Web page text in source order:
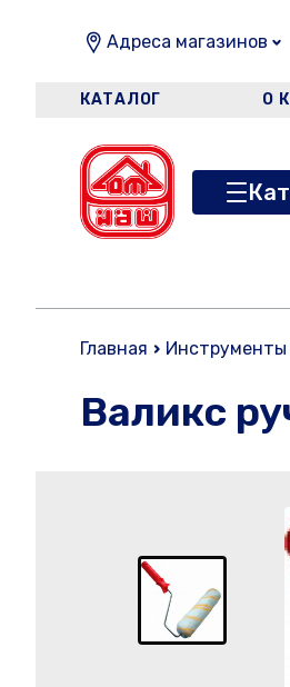
Адреса магазинов
КАТАЛОГ О
Главная Инструменты
Валикс